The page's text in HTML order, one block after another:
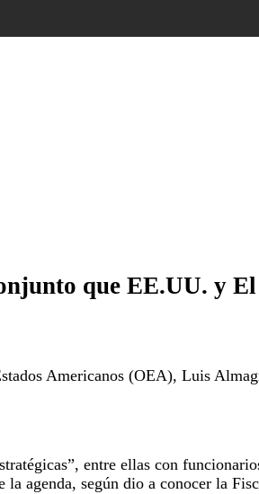
que EE.UU. y
Americanos (OEA), Luis
entre ellas con
agenda, según dio a conocer la